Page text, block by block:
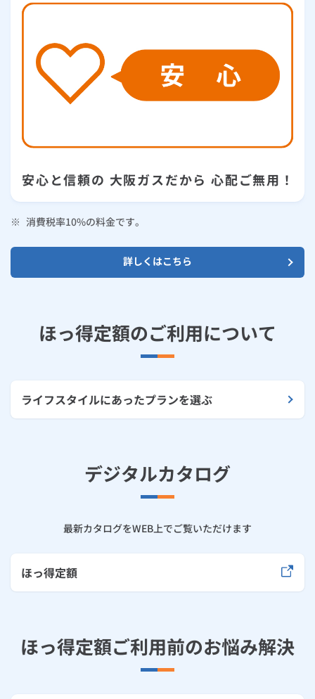
安心と信頼の 大阪ガスだから 心配ご無用！
※ 消費税率10%の料金です。
詳しくはこちら
ほっ得定額のご利用について
ライフスタイルにあったプランを選ぶ
デジタルカタログ
最新カタログをWEB上でご覧いただけます
ほっ得定額
ほっ得定額ご利用前のお悩み解決